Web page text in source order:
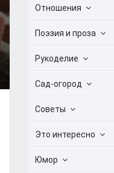
Отношения
Поэзия и проза
Рукоделие
Сад-огород
Советы
Это интересно
Юмор